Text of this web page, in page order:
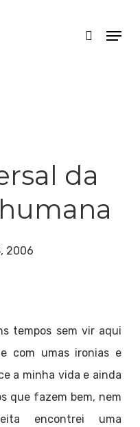
search
Menu
da
2006
tempos sem vir aqui
com umas ironias e
a minha vida e ainda
que fazem bem, nem
encontrei uma